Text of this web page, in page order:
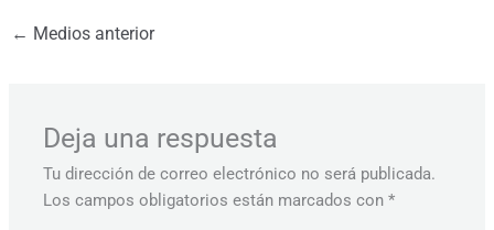
← Medios anterior
Deja una respuesta
Tu dirección de correo electrónico no será publicada.
Los campos obligatorios están marcados con*